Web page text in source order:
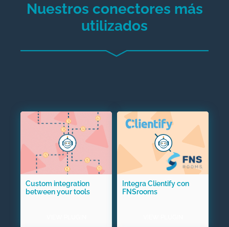
Nuestros conectores más
utilizados
Custom integration
between your tools
Integra Clientify con
FNSrooms